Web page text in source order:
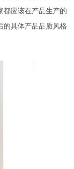
都应该在产品生产的
的具体产品品质风格